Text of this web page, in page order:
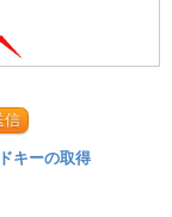
信
キーの取得